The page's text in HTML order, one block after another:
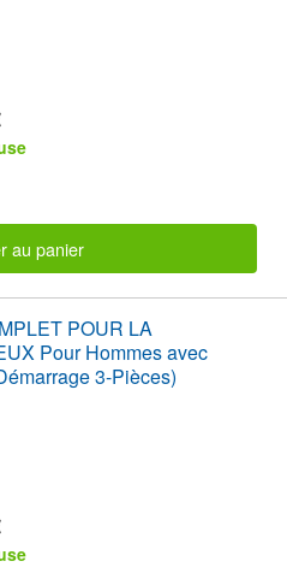
au panier
POUR LA
Pour Hommes avec
3-Pièces)